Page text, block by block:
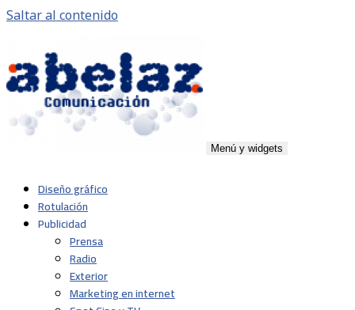
Saltar al contenido
Navarra
Menú y widgets
Diseño gráfico
Rotulación
Publicidad
Prensa
Radio
Exterior
Marketing en internet